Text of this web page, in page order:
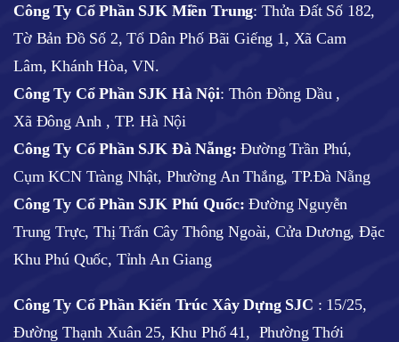
Công Ty Cổ Phần SJK Miền Trung: Thửa Đất Số 182,
Tờ Bản Đồ Số 2, Tổ Dân Phố Bãi Giếng 1, Xã Cam
Lâm, Khánh Hòa, VN.
Công Ty Cổ Phần SJK Hà Nội: Thôn Đồng Dầu ,
Xã Đông Anh , TP. Hà Nội
Công Ty Cổ Phần SJK Đà Nẵng: Đường Trần Phú,
Cụm KCN Tràng Nhật, Phường An Thắng, TP.Đà Nẵng
Công Ty Cổ Phần SJK Phú Quốc: Đường Nguyễn
Trung Trực, Thị Trấn Cây Thông Ngoài, Cửa Dương, Đặc
Khu Phú Quốc, Tỉnh An Giang
Công Ty Cổ Phần Kiến Trúc Xây Dựng SJC : 15/25,
Đường Thạnh Xuân 25, Khu Phố 41, Phường Thới